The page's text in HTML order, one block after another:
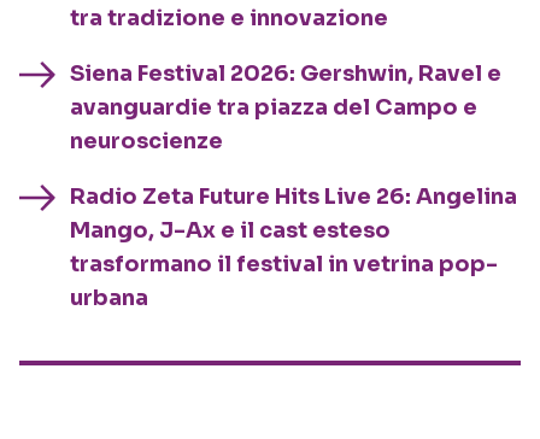
tra tradizione e innovazione
Siena Festival 2026: Gershwin, Ravel e
avanguardie tra piazza del Campo e
neuroscienze
Radio Zeta Future Hits Live 26: Angelina
Mango, J-Ax e il cast esteso
trasformano il festival in vetrina pop-
urbana